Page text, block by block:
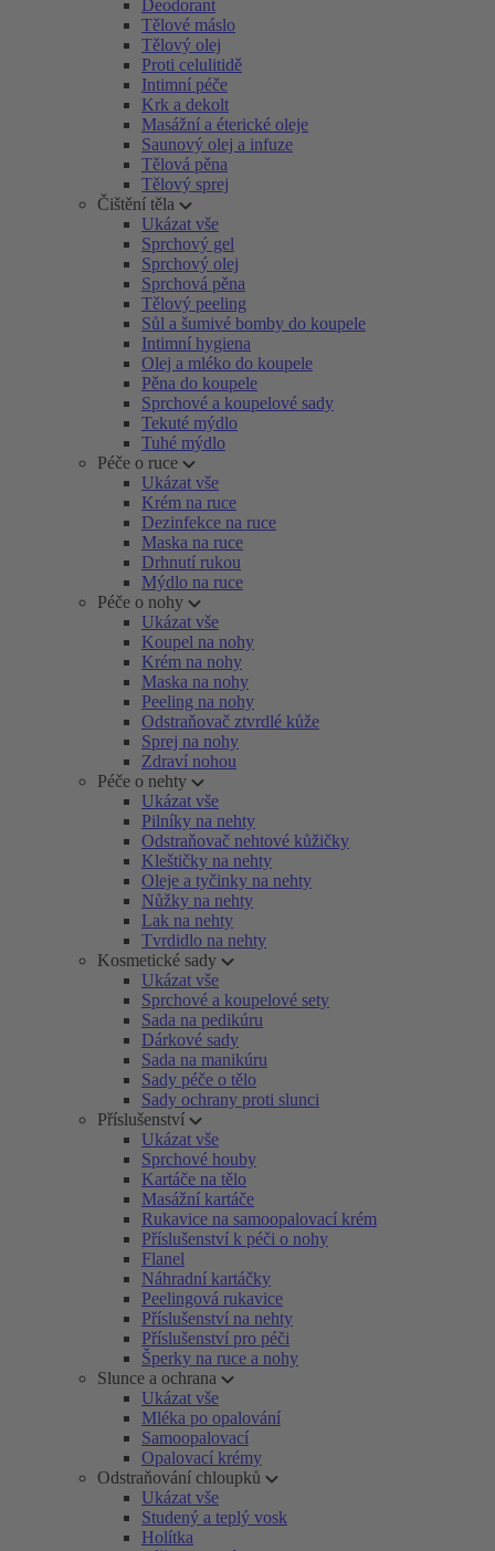
Deodorant
Tělové máslo
Tělový olej
Proti celulitidě
Intimní péče
Krk a dekolt
Masážní a éterické oleje
Saunový olej a infuze
Tělová pěna
Tělový sprej
Čištění těla
Ukázat vše
Sprchový gel
Sprchový olej
Sprchová pěna
Tělový peeling
Sůl a šumivé bomby do koupele
Intimní hygiena
Olej a mléko do koupele
Pěna do koupele
Sprchové a koupelové sady
Tekuté mýdlo
Tuhé mýdlo
Péče o ruce
Ukázat vše
Krém na ruce
Dezinfekce na ruce
Maska na ruce
Drhnutí rukou
Mýdlo na ruce
Péče o nohy
Ukázat vše
Koupel na nohy
Krém na nohy
Maska na nohy
Peeling na nohy
Odstraňovač ztvrdlé kůže
Sprej na nohy
Zdraví nohou
Péče o nehty
Ukázat vše
Pilníky na nehty
Odstraňovač nehtové kůžičky
Kleštičky na nehty
Oleje a tyčinky na nehty
Nůžky na nehty
Lak na nehty
Tvrdidlo na nehty
Kosmetické sady
Ukázat vše
Sprchové a koupelové sety
Sada na pedikúru
Dárkové sady
Sada na manikúru
Sady péče o tělo
Sady ochrany proti slunci
Příslušenství
Ukázat vše
Sprchové houby
Kartáče na tělo
Masážní kartáče
Rukavice na samoopalovací krém
Příslušenství k péči o nohy
Flanel
Náhradní kartáčky
Peelingová rukavice
Příslušenství na nehty
Příslušenství pro péči
Šperky na ruce a nohy
Slunce a ochrana
Ukázat vše
Mléka po opalování
Samoopalovací
Opalovací krémy
Odstraňování chloupků
Ukázat vše
Studený a teplý vosk
Holítka